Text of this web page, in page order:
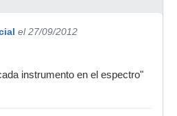
el 27/09/2012
instrumento en el espectro"